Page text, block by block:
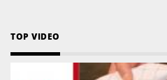
TOP VIDEO